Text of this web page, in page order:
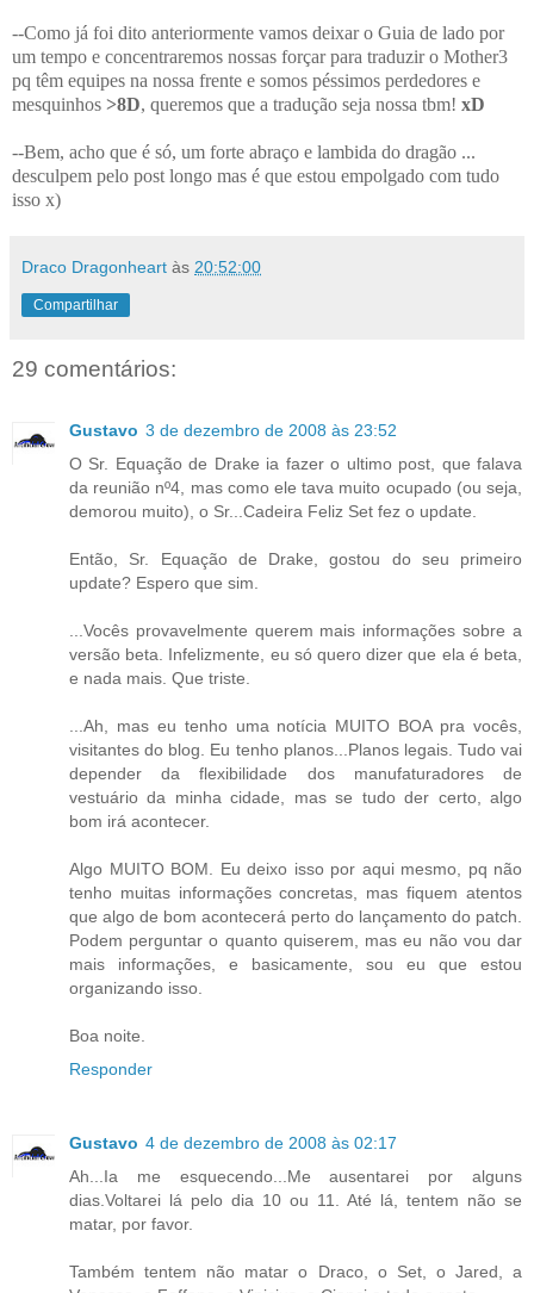
--Como já foi dito anteriormente vamos deixar o Guia de lado por
um tempo e concentraremos nossas forçar para traduzir o Mother3
pq têm equipes na nossa frente e somos péssimos perdedores e
mesquinhos >8D, queremos que a tradução seja nossa tbm! xD
--Bem, acho que é só, um forte abraço e lambida do dragão ...
desculpem pelo post longo mas é que estou empolgado com tudo
isso x)
Draco Dragonheart às 20:52:00
Compartilhar
29 comentários:
Gustavo 3 de dezembro de 2008 às 23:52
O Sr. Equação de Drake ia fazer o ultimo post, que falava
da reunião nº4, mas como ele tava muito ocupado (ou seja,
demorou muito), o Sr...Cadeira Feliz Set fez o update.
Então, Sr. Equação de Drake, gostou do seu primeiro
update? Espero que sim.
...Vocês provavelmente querem mais informações sobre a
versão beta. Infelizmente, eu só quero dizer que ela é beta,
e nada mais. Que triste.
...Ah, mas eu tenho uma notícia MUITO BOA pra vocês,
visitantes do blog. Eu tenho planos...Planos legais. Tudo vai
depender da flexibilidade dos manufaturadores de
vestuário da minha cidade, mas se tudo der certo, algo
bom irá acontecer.
Algo MUITO BOM. Eu deixo isso por aqui mesmo, pq não
tenho muitas informações concretas, mas fiquem atentos
que algo de bom acontecerá perto do lançamento do patch.
Podem perguntar o quanto quiserem, mas eu não vou dar
mais informações, e basicamente, sou eu que estou
organizando isso.
Boa noite.
Responder
Gustavo 4 de dezembro de 2008 às 02:17
Ah...Ia me esquecendo...Me ausentarei por alguns
dias.Voltarei lá pelo dia 10 ou 11. Até lá, tentem não se
matar, por favor.
Também tentem não matar o Draco, o Set, o Jared, a